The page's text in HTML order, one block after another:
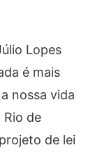
Lopes
é mais
nossa vida
Rio de
de lei